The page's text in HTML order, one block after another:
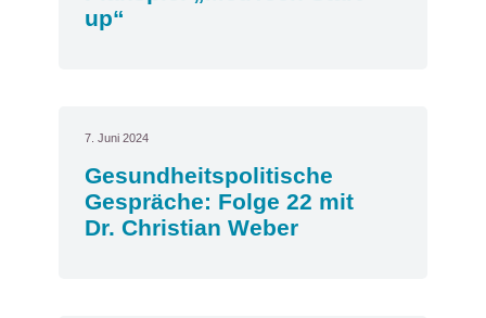
up“
7. Juni 2024
Gesundheitspolitische
Gespräche: Folge 22 mit
Dr. Christian Weber